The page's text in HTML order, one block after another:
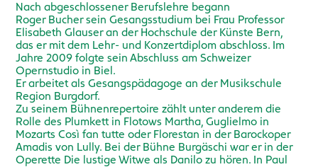
Nach abgeschlossener Berufslehre begann
Roger Bucher sein Gesangsstudium bei Frau Professor
Elisabeth Glauser an der Hochschule der Künste Bern,
das er mit dem Lehr- und Konzertdiplom abschloss. Im
Jahre 2009 folgte sein Abschluss am Schweizer
Opernstudio in Biel.
Er arbeitet als Gesangspädagoge an der Musikschule
Region Burgdorf.
Zu seinem Bühnenrepertoire zählt unter anderem die
Rolle des Plumkett in Flotows Martha, Guglielmo in
Mozarts Così fan tutte oder Florestan in der Barockoper
Amadis von Lully. Bei der Bühne Burgäschi war er in der
Operette Die lustige Witwe als Danilo zu hören. In Paul